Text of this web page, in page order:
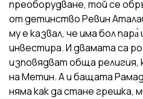
преоборудване, той се
от детинство Ревин
му е казвал, че има бол
инвестира. И двамата са
изповядват обща
на Метин. А и бащата
няма как да стане грешка,